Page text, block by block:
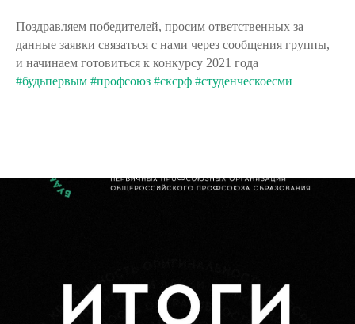
Поздравляем победителей, просим ответственных за
данные заявки связаться с нами через сообщения группы,
и начинаем готовиться к конкурсу 2021 года
#будьпервым #профсоюз #сксрф #студенческоесми